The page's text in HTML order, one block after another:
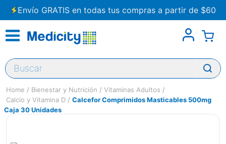
Envío GRATIS en todas tus compras a partir de $60
Buscar
Bienestar y Nutrición
Vitaminas Adultos
Calcio y Vitamina D
Calcefor Comprimidos Masticables 500mg
Caja 30 Unidades